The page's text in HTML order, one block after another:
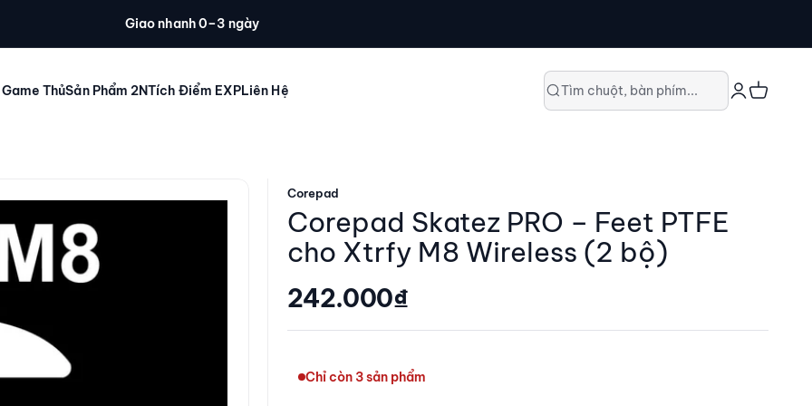
Giao nhanh 0–3 ngày
ThủSản Phẩm 2NTích Điểm EXPLiên Hệ Tìm chuột, bàn phím... Đăng nhập
Giỏ hàng
Corepad
Corepad Skatez PRO – Feet PTFE
cho Xtrfy M8 Wireless (2 bộ)
Giá giảm
242.000₫
Chỉ còn 3 sản phẩm